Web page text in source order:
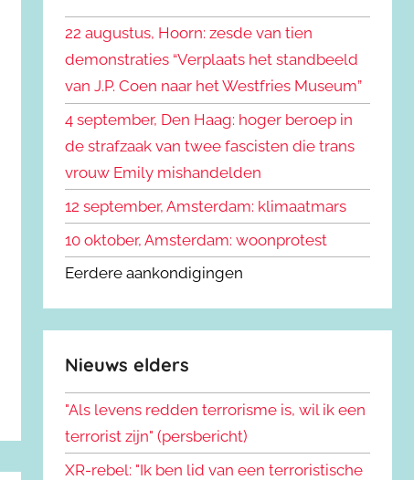
n
a
a
r
:
n
22 augustus, Hoorn: zesde van tien
demonstraties “Verplaats het standbeeld
van J.P. Coen naar het Westfries Museum”
4 september, Den Haag: hoger beroep in
de strafzaak van twee fascisten die trans
vrouw Emily mishandelden
12 september, Amsterdam: klimaatmars
10 oktober, Amsterdam: woonprotest
Eerdere aankondigingen
Nieuws elders
"Als levens redden terrorisme is, wil ik een
terrorist zijn" (persbericht)
XR-rebel: "Ik ben lid van een terroristische